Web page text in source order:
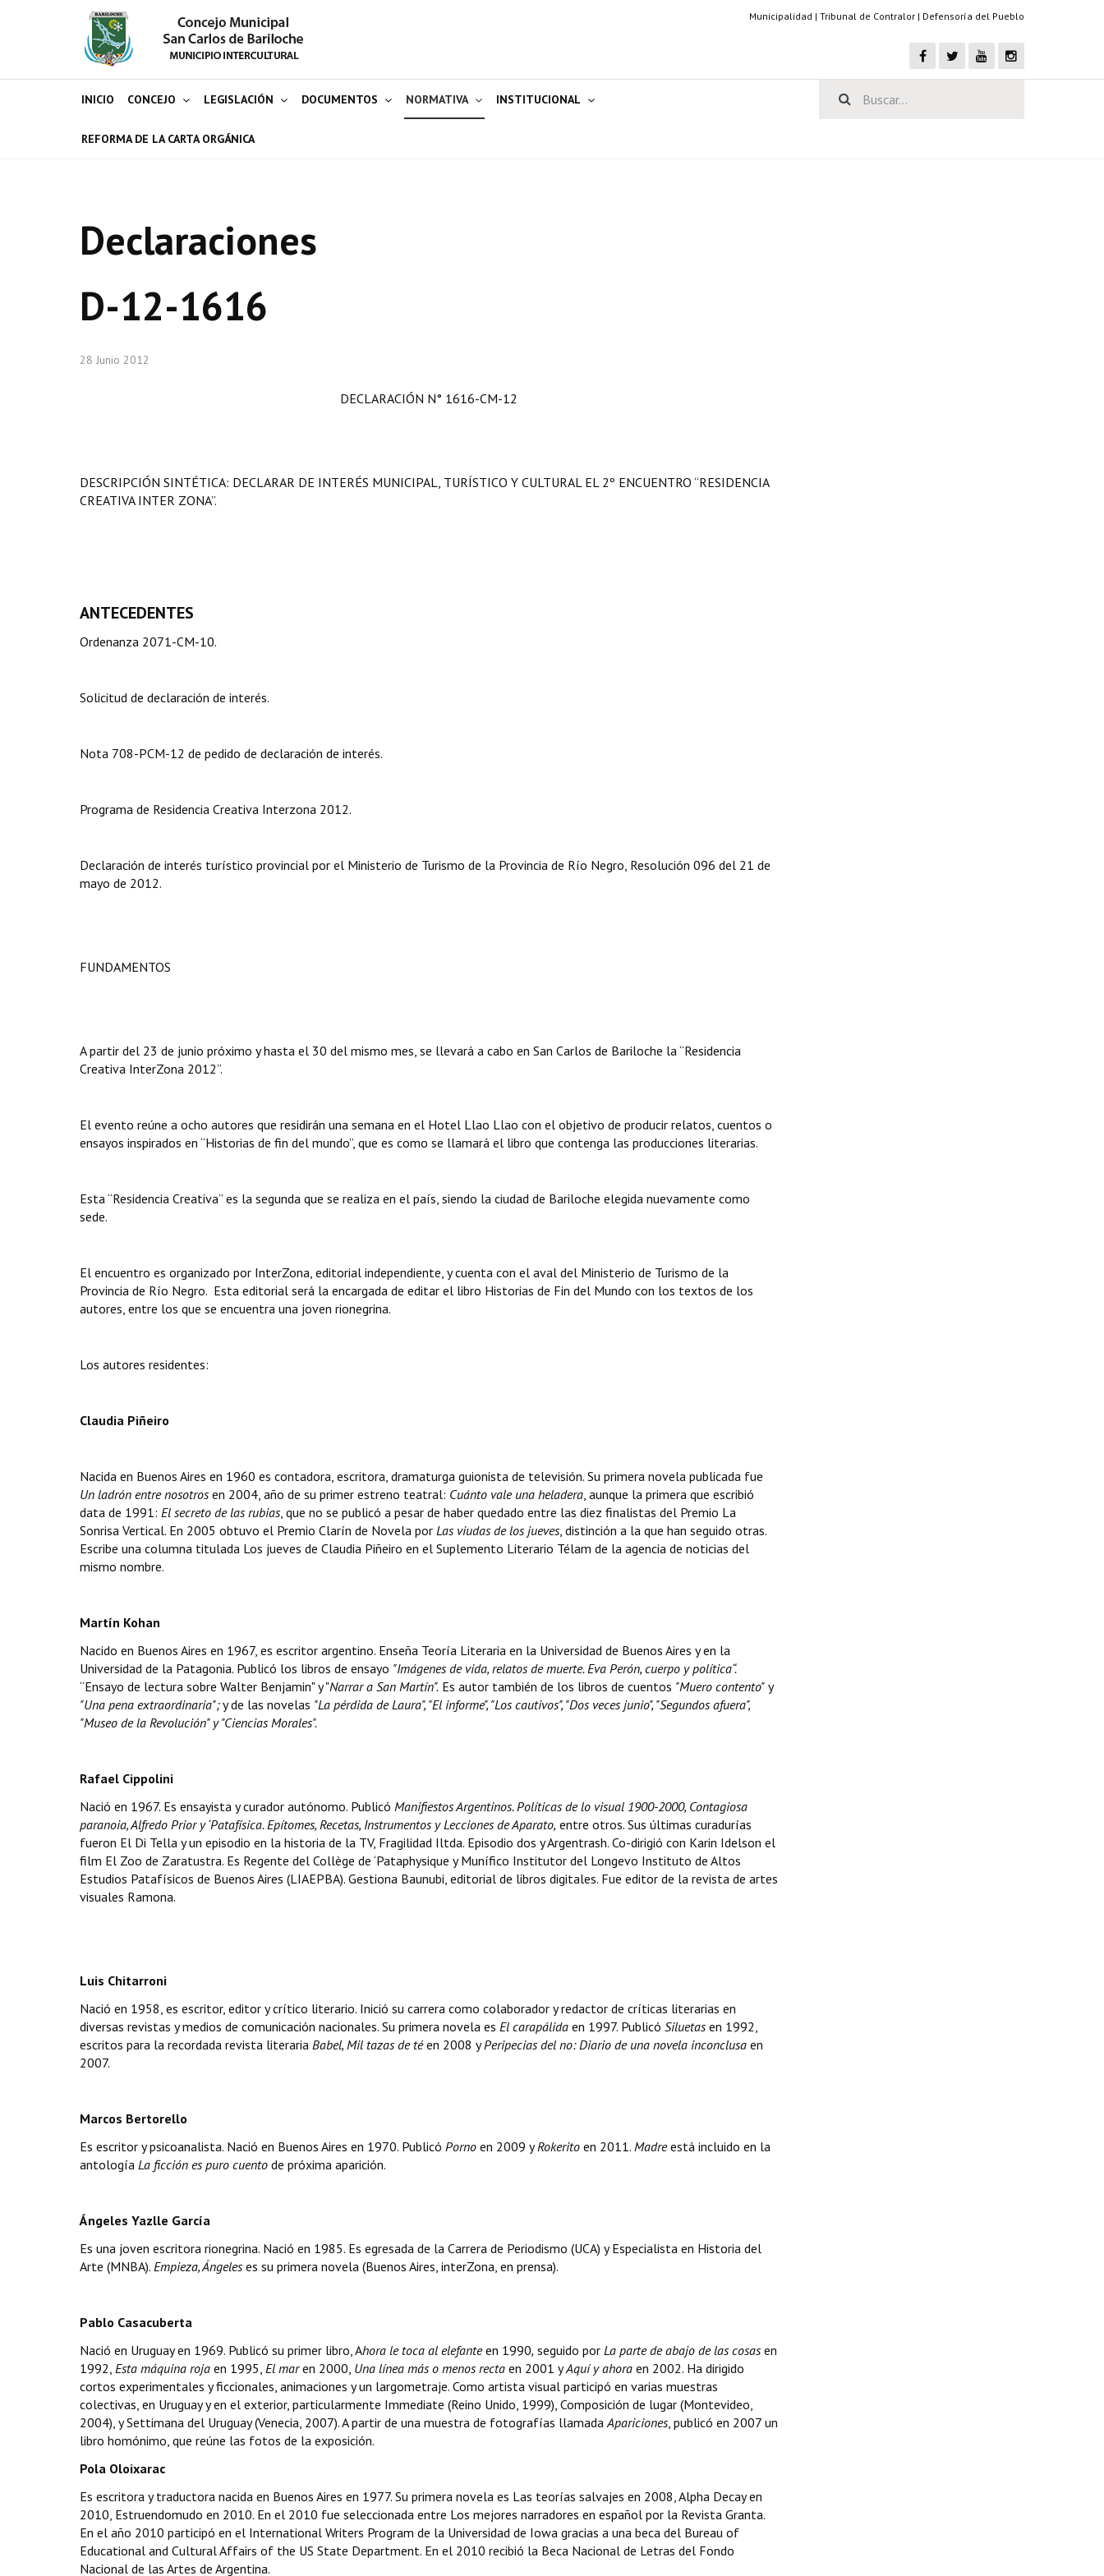
Municipalidad | Tribunal de Contralor | Defensoría del Pueblo
INICIO CONCEJO LEGISLACIÓN DOCUMENTOS NORMATIVA INSTITUCIONAL
REFORMA DE LA CARTA ORGÁNICA
Declaraciones
D-12-1616
28 Junio 2012
DECLARACIÓN N° 1616-CM-12
DESCRIPCIÓN SINTÉTICA: DECLARAR DE INTERÉS MUNICIPAL, TURÍSTICO Y CULTURAL EL 2º ENCUENTRO “RESIDENCIA
CREATIVA INTER ZONA”.
ANTECEDENTES
Ordenanza 2071-CM-10.
Solicitud de declaración de interés.
Nota 708-PCM-12 de pedido de declaración de interés.
Programa de Residencia Creativa Interzona 2012.
Declaración de interés turístico provincial por el Ministerio de Turismo de la Provincia de Río Negro, Resolución 096 del 21 de
mayo de 2012.
FUNDAMENTOS
A partir del 23 de junio próximo y hasta el 30 del mismo mes, se llevará a cabo en San Carlos de Bariloche la “Residencia
Creativa InterZona 2012”.
El evento reúne a ocho autores que residirán una semana en el Hotel Llao Llao con el objetivo de producir relatos, cuentos o
ensayos inspirados en “Historias de fin del mundo”, que es como se llamará el libro que contenga las producciones literarias.
Esta “Residencia Creativa” es la segunda que se realiza en el país, siendo la ciudad de Bariloche elegida nuevamente como
sede.
El encuentro es organizado por InterZona, editorial independiente, y cuenta con el aval del Ministerio de Turismo de la
Provincia de Río Negro. Esta editorial será la encargada de editar el libro Historias de Fin del Mundo con los textos de los
autores, entre los que se encuentra una joven rionegrina.
Los autores residentes:
Claudia Piñeiro
Nacida en Buenos Aires en 1960 es contadora, escritora, dramaturga guionista de televisión. Su primera novela publicada fue
Un ladrón entre nosotros en 2004, año de su primer estreno teatral: Cuánto vale una heladera, aunque la primera que escribió
data de 1991: El secreto de las rubias, que no se publicó a pesar de haber quedado entre las diez finalistas del Premio La
Sonrisa Vertical. En 2005 obtuvo el Premio Clarín de Novela por Las viudas de los jueves, distinción a la que han seguido otras.
Escribe una columna titulada Los jueves de Claudia Piñeiro en el Suplemento Literario Télam de la agencia de noticias del
mismo nombre.
Martín Kohan
Nacido en Buenos Aires en 1967, es escritor argentino. Enseña Teoría Literaria en la Universidad de Buenos Aires y en la
Universidad de la Patagonia. Publicó los libros de ensayo "Imágenes de vida, relatos de muerte. Eva Perón, cuerpo y política“.
“Ensayo de lectura sobre Walter Benjamin" y "Narrar a San Martín". Es autor también de los libros de cuentos "Muero contento" y
"Una pena extraordinaria";y de las novelas "La pérdida de Laura", "El informe", "Los cautivos", "Dos veces junio", "Segundos afuera",
"Museo de la Revolución" y "Ciencias Morales".
Rafael Cippolini
Nació en 1967. Es ensayista y curador autónomo. Publicó Manifiestos Argentinos. Políticas de lo visual 1900-2000, Contagiosa
paranoia, Alfredo Prior y ‘Patafísica. Epítomes, Recetas, Instrumentos y Lecciones de Aparato, entre otros. Sus últimas curadurías
fueron El Di Tella y un episodio en la historia de la TV, Fragilidad Iltda. Episodio dos y Argentrash. Co-dirigió con Karin Idelson el
film El Zoo de Zaratustra. Es Regente del Collège de ‘Pataphysique y Munífico Institutor del Longevo Instituto de Altos
Estudios Patafísicos de Buenos Aires (LIAEPBA). Gestiona Baunubi, editorial de libros digitales. Fue editor de la revista de artes
visuales Ramona.
Luis Chitarroni
Nació en 1958, es escritor, editor y crítico literario. Inició su carrera como colaborador y redactor de críticas literarias en
diversas revistas y medios de comunicación nacionales. Su primera novela es El carapálida en 1997. Publicó Siluetas en 1992,
escritos para la recordada revista literaria Babel, Mil tazas de téen 2008 yPeripecias del no: Diario de una novela inconclusa en
2007.
Marcos Bertorello
Es escritor y psicoanalista. Nació en Buenos Aires en 1970. Publicó Porno en 2009 yRokerito en 2011. Madreestá incluido en la
antología La ficción es puro cuento de próxima aparición.
Ángeles Yazlle García
Es una joven escritora rionegrina. Nació en 1985. Es egresada de la Carrera de Periodismo (UCA) y Especialista en Historia del
Arte (MNBA). Empieza, Ángeles es su primera novela (Buenos Aires, interZona, en prensa).
Pablo Casacuberta
Nació en Uruguay en 1969. Publicó su primer libro, Ahora le toca al elefanteen 1990, seguido por La parte de abajo de las cosas en
1992, Esta máquina roja en 1995, El maren 2000, Una línea más o menos recta en 2001 yAquí y ahora en 2002. Ha dirigido
cortos experimentales y ficcionales, animaciones y un largometraje. Como artista visual participó en varias muestras
colectivas, en Uruguay y en el exterior, particularmente Immediate (Reino Unido, 1999), Composición de lugar (Montevideo,
2004), y Settimana del Uruguay (Venecia, 2007). A partir de una muestra de fotografías llamadaApariciones, publicó en 2007 un
libro homónimo, que reúne las fotos de la exposición.
Pola Oloixarac
Es escritora y traductora nacida en Buenos Aires en 1977. Su primera novela es Las teorías salvajes en 2008, Alpha Decay en
2010, Estruendomudo en 2010. En el 2010 fue seleccionada entre Los mejores narradores en español por la Revista Granta.
En el año 2010 participó en el International Writers Program de la Universidad de Iowa gracias a una beca del Bureau of
Educational and Cultural Affairs of the US State Department. En el 2010 recibió la Beca Nacional de Letras del Fondo
Nacional de las Artes de Argentina.